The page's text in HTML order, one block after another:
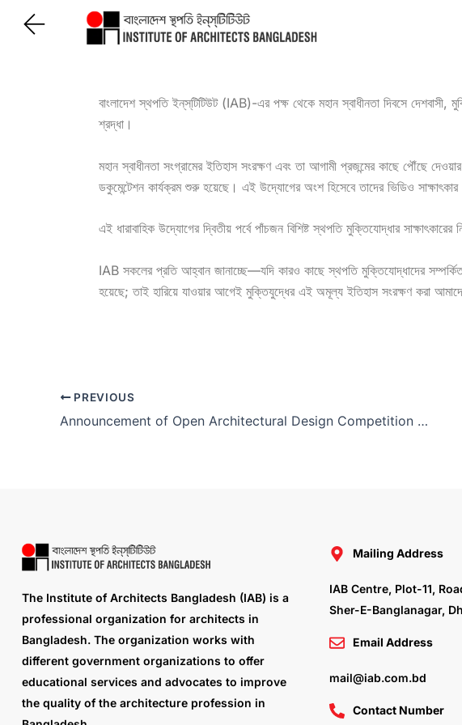
বাংলাদেশ স্থপতি ইন্‌স্‌টিটিউট (IAB)-এর পক্ষ থেকে মহান স্বাধীনতা দিবসে
শ্রদ্ধা।
মহান স্বাধীনতা সংগ্রামের ইতিহাস সংরক্ষণ এবং তা আগামী প্রজন্মের কাছে পৌঁছে
ডকুমেন্টেশন কার্যক্রম শুরু হয়েছে। এই উদ্যোগের অংশ হিসেবে তাদের ভিডিও
এই ধারাবাহিক উদ্যোগের দ্বিতীয় পর্বে পাঁচজন বিশিষ্ট স্থপতি মুক্তিযোদ্ধার
IAB সকলের প্রতি আহ্বান জানাচ্ছে—যদি কারও কাছে স্থপতি মুক্তিযোদ্ধাদের
হয়েছে; তাই হারিয়ে যাওয়ার আগেই মুক্তিযুদ্ধের এই অমূল্য ইতিহাস সংরক্ষণ করা
PREVIOUS
Announcement of Open Architectural Design Competition for Dhaka Club Ltd.
The Institute of Architects Bangladesh (IAB) is a
professional organization for architects in
Bangladesh. The organization works with
different government organizations to offer
educational services and advocates to improve
the quality of the architecture profession in
Mailing Address
IAB Centre, Plot-11,
Sher-E-Banglanagar,
Email Address
mail@iab.com.bd
Contact Number